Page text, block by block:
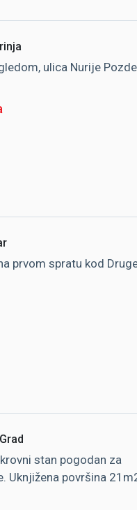
ulica Nurije
prvom spratu kod
stan pogodan za
Uknjižena površina